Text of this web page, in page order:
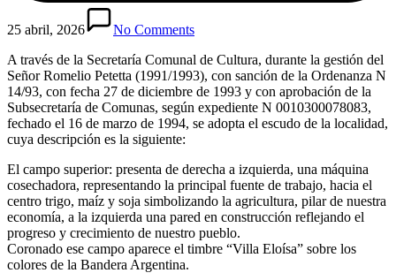
25 abril, 2026
No Comments
A través de la Secretaría Comunal de Cultura, durante la gestión del
Señor Romelio Petetta (1991/1993), con sanción de la Ordenanza N
14/93, con fecha 27 de diciembre de 1993 y con aprobación de la
Subsecretaría de Comunas, según expediente N 0010300078083,
fechado el 16 de marzo de 1994, se adopta el escudo de la localidad,
cuya descripción es la siguiente:
El campo superior: presenta de derecha a izquierda, una máquina
cosechadora, representando la principal fuente de trabajo, hacia el
centro trigo, maíz y soja simbolizando la agricultura, pilar de nuestra
economía, a la izquierda una pared en construcción reflejando el
progreso y crecimiento de nuestro pueblo.
Coronado ese campo aparece el timbre “Villa Eloísa” sobre los
colores de la Bandera Argentina.